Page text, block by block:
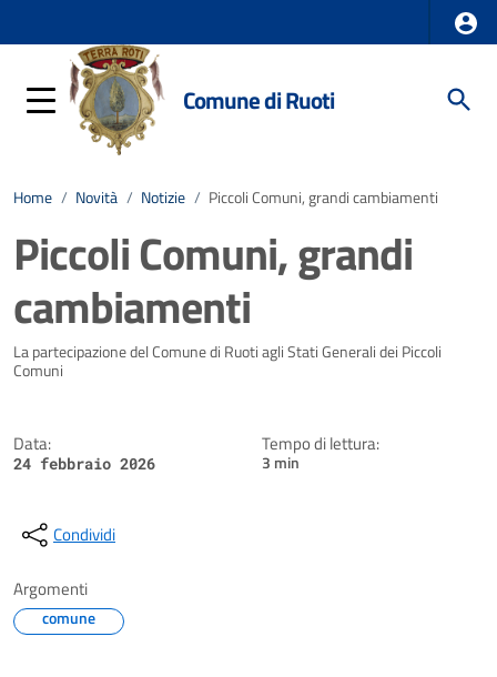
Comune di Ruoti
Home / Novità / Notizie / Piccoli Comuni, grandi cambiamenti
Piccoli Comuni, grandi
cambiamenti
Dettagli della notizia
La partecipazione del Comune di Ruoti agli Stati Generali dei Piccoli
Comuni
Data:
24 febbraio 2026
Tempo di lettura:
3 min
Condividi
Argomenti
comune